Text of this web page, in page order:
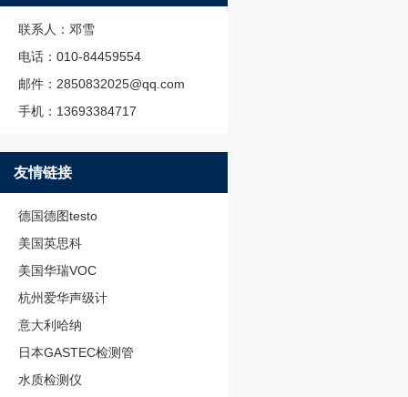
联系人：邓雪
电话：010-84459554
邮件：2850832025@qq.com
手机：13693384717
友情链接
德国德图testo
美国英思科
美国华瑞VOC
杭州爱华声级计
意大利哈纳
日本GASTEC检测管
水质检测仪